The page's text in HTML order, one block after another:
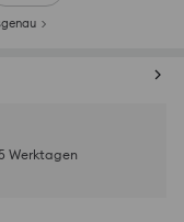
Werktagen